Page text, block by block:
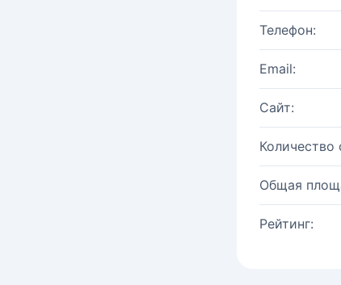
Телефон:
Email:
Сайт:
Общая
Рейтинг: